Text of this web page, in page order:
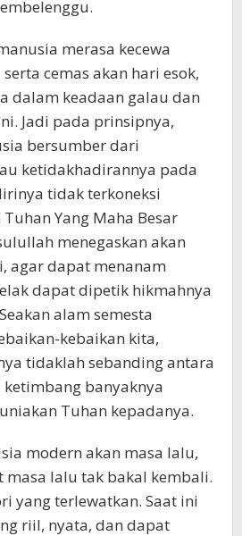
merasa kecewa
cemas akan hari esok,
dalam keadaan galau dan
Jadi pada prinsipnya,
bersumber dari
ketidakhadirannya pada
tidak terkoneksi
Yang Maha Besar
menegaskan akan
agar dapat menanam
dapat dipetik hikmahnya
alam semesta
kebaikan kita,
tidaklah sebanding antara
banyaknya
Tuhan kepadanya.
modern akan masa lalu,
lalu tak bakal kembali.
yang terlewatkan. Saat ini
riil, nyata, dan dapat